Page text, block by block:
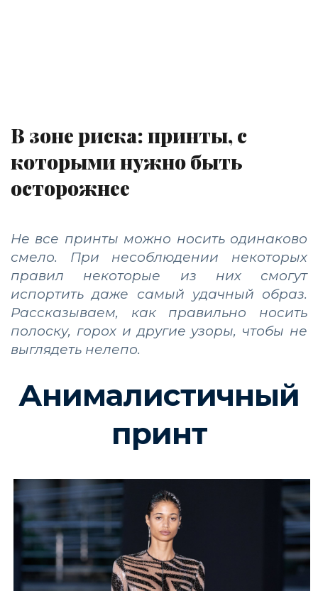
В зоне риска: принты, с
которыми нужно быть
осторожнее
Не все принты можно носить одинаково
смело. При несоблюдении некоторых
правил некоторые из них смогут
испортить даже самый удачный образ.
Рассказываем, как правильно носить
полоску, горох и другие узоры, чтобы не
выглядеть нелепо.
Анималистичный
принт